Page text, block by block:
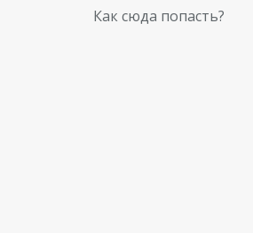
Как сюда попасть?